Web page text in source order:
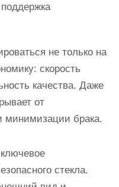
не только на
скорость
качества. Даже
от
минимизации брака.
стекла.